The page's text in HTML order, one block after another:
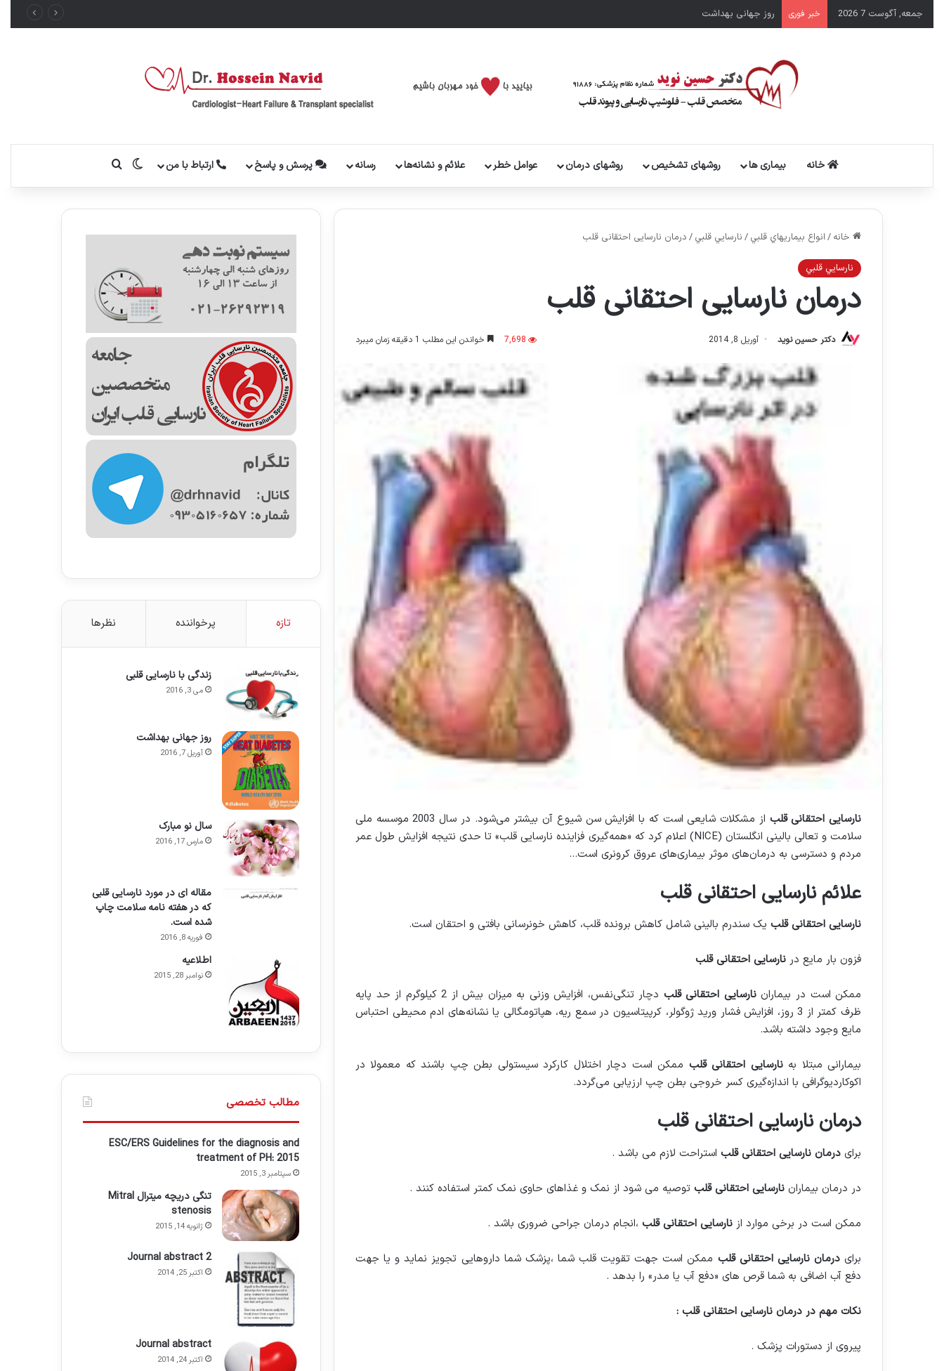
جمعه, آگوست 7 2026 خبر فوری روز جهانی بهداشت
خانه بیماری ها روشهای تشخیص روشهای درمان عوامل خطر علائم و نشانه‌ها رسانه پرسش و پاسخ ارتباط با من تغییر پوسته
خانه / انواع بيماريهاي قلبي / نارسايي قلبي / درمان نارسایی احتقانی قلب
نارسايي قلبي
درمان نارسایی احتقانی قلب
دکتر حسین نوید آوریل 8, 2014 7,698 خواندن این مطلب 1 دقیقه زمان میبرد
نارسایی احتقانی قلب
از مشکلات شایعی است که با افزایش سن شیوع آن بیشتر می‌شود. در سال 2003 موسسه ملی
سلامت و تعالی بالینی انگلستان (NICE) اعلام کرد که «همه‌گیری فزاینده نارسایی قلب» تا حدی نتیجه افزایش طول عمر
مردم و دسترسی به درمان‌های موثر بیماری‌های عروق کرونری است…
علائم نارسایی احتقانی قلب
نارسایی احتقانی قلب یک سندرم بالینی شامل کاهش برونده قلب، کاهش خونرسانی بافتی و احتقان است.
فزون بار مایع در نارسایی احتقانی قلب
ممکن است در بیماراننارسایی احتقانی قلب
دچار تنگی‌نفس، افزایش وزنی به میزان بیش از 2 کیلوگرم از حد پایه
ظرف کمتر از 3 روز، افزایش فشار ورید ژوگولر، کرپیتاسیون در سمع ریه، هپاتومگالی یا نشانه‌های ادم محیطی احتباس
مایع وجود داشته باشد.
بیمارانی مبتلا بهنارسایی احتقانی قلب ممکن است دچار اختلال کارکرد سیستولی بطن چپ باشند که معمولا در
اکوکاردیوگرافی با اندازه‌گیری کسر خروجی بطن چپ ارزیابی می‌گردد.
درمان نارسایی احتقانی قلب
برای درمان نارسایی احتقانی قلب استراحت لازم می باشد .
در درمان بیماران نارسایی احتقانی قلب توصیه می شود از نمک و غذاهای حاوی نمک کمتر استفاده کنند .
ممکن است در برخی موارد از نارسایی احتقانی قلب ،انجام درمان جراحی ضروری باشد .
برایدرمان نارسایی احتقانی قلب ممکن است جهت تقویت قلب شما ،پزشک شما داروهایی تجویز نماید و یا جهت
دفع آب اضافی به شما قرص های «دفع آب یا مدر» را بدهد .
نکات مهم در درمان نارسایی احتقانی قلب :
پیروی از دستورات پزشک .
تازه پرخواننده نظرها
زندگی با نارسایی قلبی
می 3, 2016
روز جهانی بهداشت
آوریل 7, 2016
سال نو مبارک
مارس 17, 2016
مقاله ای در مورد نارسایی قلبی
که در هفته نامه سلامت چاپ
شده است.
فوریه 8, 2016
اطلاعيه
نوامبر 28, 2015
مطالب تخصصی
ESC/ERS Guidelines for the diagnosis and
treatment of PH: 2015
سپتامبر 3, 2015
تنگی دریچه میترال Mitral
stenosis
ژانویه 14, 2015
Journal abstract 2
اکتبر 25, 2014
Journal abstract
اکتبر 24, 2014